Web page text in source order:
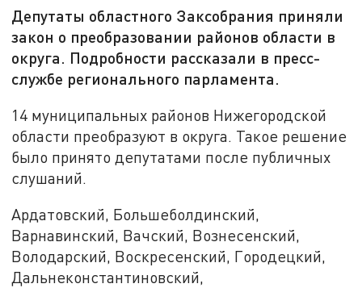
Депутаты областного Заксобрания приняли
закон о преобразовании районов области в
округа. Подробности рассказали в пресс-
службе регионального парламента.
14 муниципальных районов Нижегородской
области преобразуют в округа. Такое решение
было принято депутатами после публичных
слушаний.
Ардатовский, Большеболдинский,
Варнавинский, Вачский, Вознесенский,
Володарский, Воскресенский, Городецкий,
Дальнеконстантиновский,